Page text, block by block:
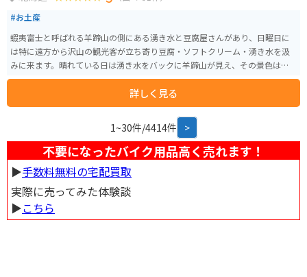
#お土産
蝦夷富士と呼ばれる羊蹄山の側にある湧き水と豆腐屋さんがあり、日曜日に
は特に遠方から沢山の観光客が立ち寄り豆腐・ソフトクリーム・湧き水を汲
みに来ます。晴れている日は湧き水をバックに羊蹄山が見え、その景色は圧
巻です。
詳しく見る
1~30件/4414件 >
不要になったバイク用品高く売れます！
▶︎手数料無料の宅配買取
実際に売ってみた体験談
▶︎こちら